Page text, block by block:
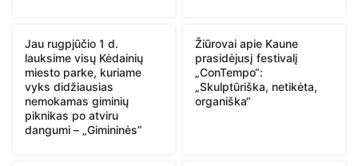
Jau rugpjūčio 1 d.
lauksime visų Kėdainių
miesto parke, kuriame
vyks didžiausias
nemokamas giminių
piknikas po atviru
dangumi – „Gimininės”
Žiūrovai apie Kaune
prasidėjusį festivalį
„ConTempo“:
„Skulptūriška, netikėta,
organiška“